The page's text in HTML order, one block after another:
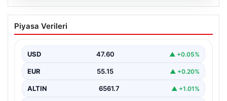
05.08.2026
Galatasaray’da daha sezon başlamadan
Singo’dan kötü haber!
Başlangıç: Singo'nun Durumu Belirsizliğini Koruyor",
"content": "Galatasaray,…
Piyasa Verileri
USD 47.60 ▲ +0.05%
EUR 55.15 ▲ +0.20%
ALTIN 6561.7 ▲ +1.01%